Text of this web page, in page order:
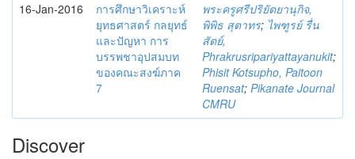
16-Jan-2016
การศึกษาวิเคราะห์
ยุทธศาสตร์ กลยุทธ์
และปัญหา การ
บรรพชาอุปสมบท
ของคณะสงฆ์ภาค
7
พระครูศรีปริยัตยานุกิจ,
พิพิธ สุตาทร; ไพฑูรย์ รื่น
สัตย์,
Phrakrusripariyattayanukit;
Phisit Kotsupho, Paitoon
Ruensat; Pikanate Journal
CMRU
Discover